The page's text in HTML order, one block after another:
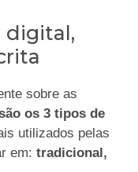
digital,
sobre as
os 3 tipos de
utilizados pelas
em: tradicional,